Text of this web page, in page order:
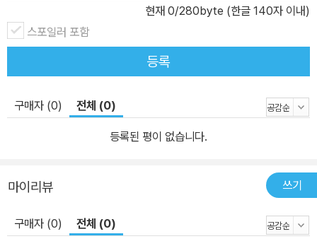
다는 좀 더 복합적인 모습으로 나타날 가능성이 크다고 지적한다. 즉,
분야별로 주도권이 교차되면서 경쟁과 협력이 동시에 진행되는, ‘공
생적 경쟁’의 세력망이 출현할 가능성이 크다는 것이다. 그렇다면 경
쟁와 협력의 복합적인 상황 속에서 한국의 전략은 무엇이 되어야 하
는가? 저자는 우선 각 경쟁 분야에서 미국과 중국이 취하는 전략이
상이하다는 점을 명확하게 인식해야 한다고 강조한다. 전략이 다를
뿐 아니라 양국이 우위를 점하고 있는 분야도 다르며, 여기에 한국이
협력을 기본 방향으로 하되, 한국의 기술 역량을 강화하여 미국과 중
국 양국 모두에 대한 의존도를 줄여가야 한다는 것이다. 협력하되 의
존하지 않는 태도로 한국만의 경쟁력을 키워나가야 한다. 이때 한쪽
과의 협력이 다른 한쪽과의 대립으로 기울지 않도록 하는 유연한 태
현재 0/280byte (한글 140자 이내)
스포일러 포함
등록
구매자 (0) 전체 (0)
등록된 평이 없습니다.
마이리뷰 쓰기
구매자 (0) 전체 (0)